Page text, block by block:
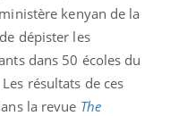
kenyan de la
dépister les
dans 50 écoles du
résultats de ces
la revue The